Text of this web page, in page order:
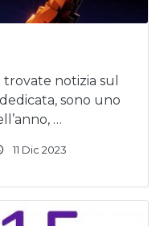
notizia sul
sono uno
…
11 Dic 2023